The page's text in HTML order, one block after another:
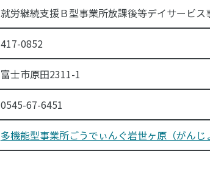
就労継続支援Ｂ型事業所放課後等デイサービ
417-0852
富士市原田2311-1
0545-67-6451
多機能型事業所ごうでぃんぐ岩世ヶ原（がんじ